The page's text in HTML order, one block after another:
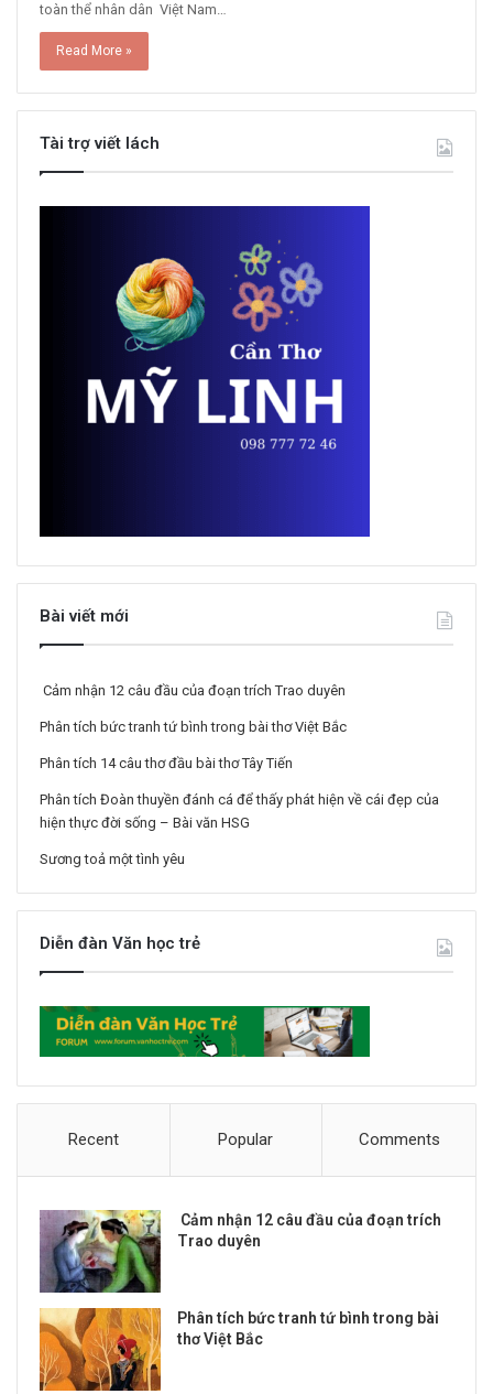
toàn thể nhân dân Việt Nam…
Read More »
Tài trợ viết lách
Bài viết mới
Cảm nhận 12 câu đầu của đoạn trích Trao duyên
Phân tích bức tranh tứ bình trong bài thơ Việt Bắc
Phân tích 14 câu thơ đầu bài thơ Tây Tiến
Phân tích Đoàn thuyền đánh cá để thấy phát hiện về cái đẹp của
hiện thực đời sống – Bài văn HSG
Sương toả một tình yêu
Diễn đàn Văn học trẻ
Recent Popular Comments
Cảm nhận 12 câu đầu của đoạn trích
Trao duyên
Phân tích bức tranh tứ bình trong bài
thơ Việt Bắc